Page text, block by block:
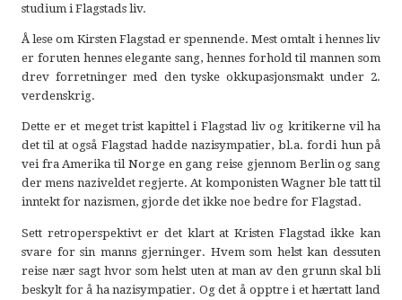
studium i Flagstads liv.
Å lese om Kirsten Flagstad er spennende. Mest omtalt i hennes liv
er foruten hennes elegante sang, hennes forhold til mannen som
drev forretninger med den tyske okkupasjonsmakt under 2.
verdenskrig.
Dette er et meget trist kapittel i Flagstad liv og kritikerne vil ha
det til at også Flagstad hadde nazisympatier, bl.a. fordi hun på
vei fra Amerika til Norge en gang reise gjennom Berlin og sang
der mens naziveldet regjerte. At komponisten Wagner ble tatt til
inntekt for nazismen, gjorde det ikke noe bedre for Flagstad.
Sett retroperspektivt er det klart at Kristen Flagstad ikke kan
svare for sin manns gjerninger. Hvem som helst kan dessuten
reise nær sagt hvor som helst uten at man av den grunn skal bli
beskylt for å ha nazisympatier. Og det å opptre i et hærtatt land